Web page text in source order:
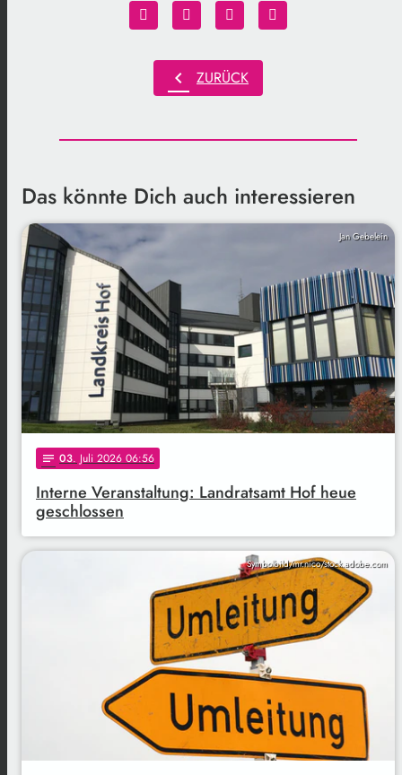
chevron_left ZURÜCK
Das könnte Dich auch interessieren
Jan Gebelein
notes 03. Juli 2026 06:56
Interne Veranstaltung: Landratsamt Hof heue
geschlossen
Symbolbild/mr.nico/stock.adobe.com